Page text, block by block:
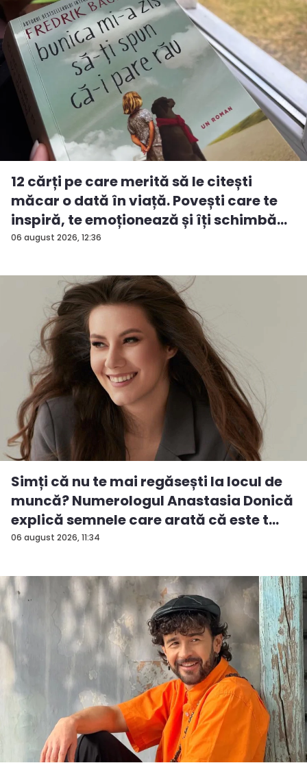
06 august 2026, 12:36
12 cărți pe care merită să le citești
măcar o dată în viață. Povești care te
inspiră, te emoționează și îți schimbă...
06 august 2026, 11:34
Simți că nu te mai regăsești la locul de
muncă? Numerologul Anastasia Donică
explică semnele care arată că este t...